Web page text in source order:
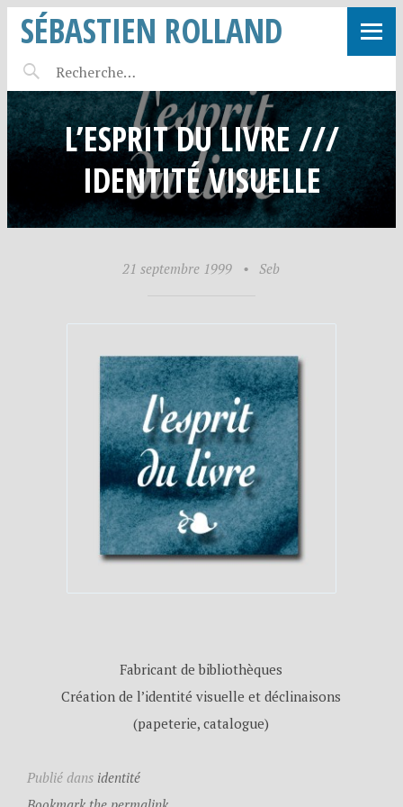
SÉBASTIEN ROLLAND
L’ESPRIT DU LIVRE ///
IDENTITÉ VISUELLE
21 septembre 1999 • Seb
Fabricant de bibliothèques
Création de l’identité visuelle et déclinaisons
(papeterie, catalogue)
Publié dans identité